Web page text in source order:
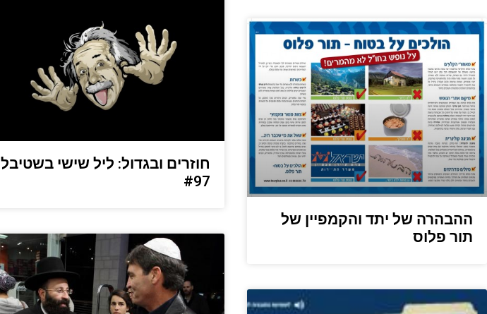
ההבהרה של יתד והקמפיין של
תור פלוס
חוזרים ובגדול: ליל שישי בשטיבל
#97